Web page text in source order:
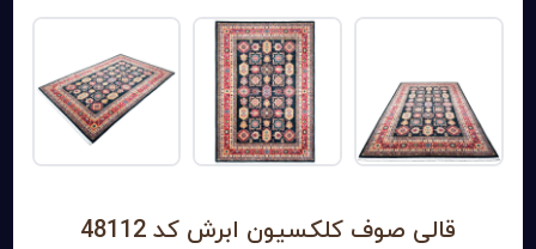
قالی صوف کلکسیون ابرش کد 48112